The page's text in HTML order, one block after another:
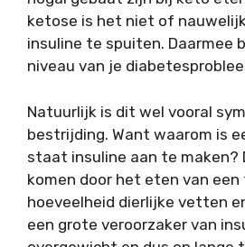
ketose is het niet of
insuline te spuiten. Daarmee
niveau van je
Natuurlijk is dit wel vooral
bestrijding. Want waarom is
staat insuline aan te maken?
komen door het eten van
hoeveelheid dierlijke vetten
een grote veroorzaker van